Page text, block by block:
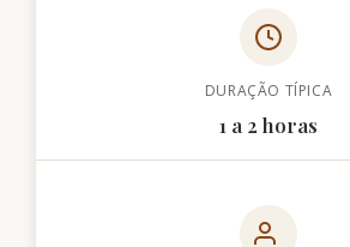
DURAÇÃO TÍPICA
1 a 2 horas